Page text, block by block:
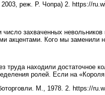
реж. Р. Чопра) 2. https://
захваченных
акцентами. Кого мы
труда находили
ролей. Если на
М., 1978. 2. https://